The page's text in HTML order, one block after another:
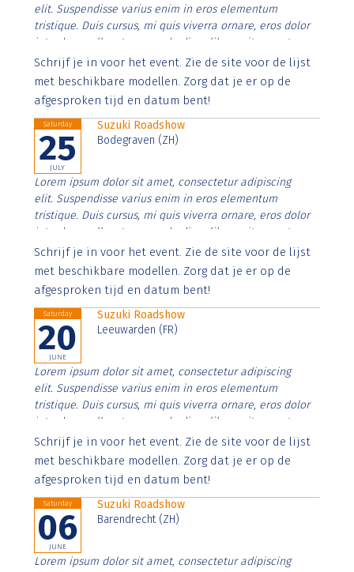
elit. Suspendisse varius enim in eros elementum
tristique. Duis cursus, mi quis viverra ornare, eros dolor
interdum nulla, ut commodo diam libero vitae erat.
Aenean faucibus nibh et justo cursus id rutrum lorem
imperdiet. Nunc ut sem vitae risus tristique posuere.
Schrijf je in voor het event. Zie de site voor de lijst
met beschikbare modellen. Zorg dat je er op de
afgesproken tijd en datum bent!
Saturday
25
JULY
Suzuki Roadshow
Bodegraven (ZH)
Lorem ipsum dolor sit amet, consectetur adipiscing
elit. Suspendisse varius enim in eros elementum
tristique. Duis cursus, mi quis viverra ornare, eros dolor
interdum nulla, ut commodo diam libero vitae erat.
Aenean faucibus nibh et justo cursus id rutrum lorem
imperdiet. Nunc ut sem vitae risus tristique posuere.
Schrijf je in voor het event. Zie de site voor de lijst
met beschikbare modellen. Zorg dat je er op de
afgesproken tijd en datum bent!
Saturday
20
JUNE
Suzuki Roadshow
Leeuwarden (FR)
Lorem ipsum dolor sit amet, consectetur adipiscing
elit. Suspendisse varius enim in eros elementum
tristique. Duis cursus, mi quis viverra ornare, eros dolor
interdum nulla, ut commodo diam libero vitae erat.
Aenean faucibus nibh et justo cursus id rutrum lorem
imperdiet. Nunc ut sem vitae risus tristique posuere.
Schrijf je in voor het event. Zie de site voor de lijst
met beschikbare modellen. Zorg dat je er op de
afgesproken tijd en datum bent!
Saturday
06
JUNE
Suzuki Roadshow
Barendrecht (ZH)
Lorem ipsum dolor sit amet, consectetur adipiscing